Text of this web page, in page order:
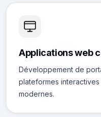
Applications web
Développement de
plateformes
modernes.